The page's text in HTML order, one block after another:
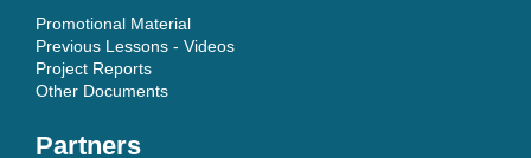
Promotional Material
Previous Lessons - Videos
Project Reports
Other Documents
Partners